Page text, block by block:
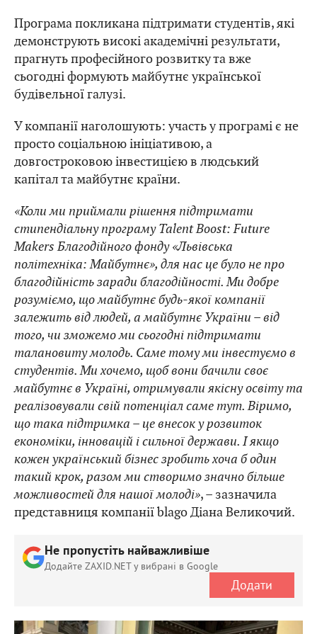
Програма покликана підтримати студентів, які
демонструють високі академічні результати,
прагнуть професійного розвитку та вже
сьогодні формують майбутнє української
будівельної галузі.
У компанії наголошують: участь у програмі є не
просто соціальною ініціативою, а
довгостроковою інвестицією в людський
капітал та майбутнє країни.
«Коли ми приймали рішення підтримати
стипендіальну програму Talent Boost: Future
Makers Благодійного фонду «Львівська
політехніка: Майбутнє», для нас це було не про
благодійність заради благодійності. Ми добре
розуміємо, що майбутнє будь-якої компанії
залежить від людей, а майбутнє України – від
того, чи зможемо ми сьогодні підтримати
талановиту молодь. Саме тому ми інвестуємо в
студентів. Ми хочемо, щоб вони бачили своє
майбутнє в Україні, отримували якісну освіту та
реалізовували свій потенціал саме тут. Віримо,
що така підтримка – це внесок у розвиток
економіки, інновацій і сильної держави. І якщо
кожен український бізнес зробить хоча б один
такий крок, разом ми створимо значно більше
можливостей для нашої молоді», – зазначила
представниця компанії blago Діана Великочий.
Не пропустіть найважливіше
Додайте ZAXID.NET у вибрані в Google
Додати